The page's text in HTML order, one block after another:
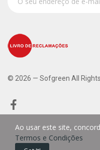
© 2026 — Sofgreen All Rights
Ao usar este site,
Termos e Condições